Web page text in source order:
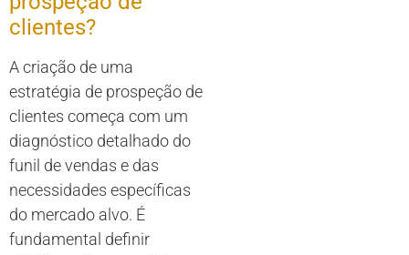
clientes?
A criação de uma
estratégia de prospeção de
clientes começa com um
diagnóstico detalhado do
funil de vendas e das
necessidades específicas
do mercado alvo. É
fundamental definir